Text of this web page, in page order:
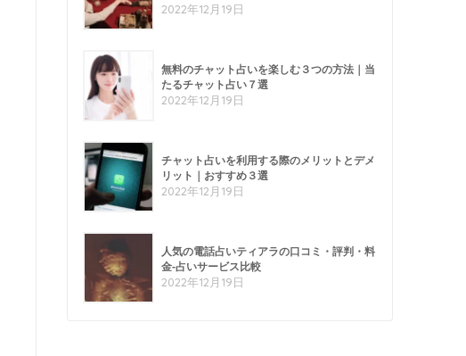
2022年12月19日
無料のチャット占いを楽しむ３つの方法｜当
たるチャット占い７選
2022年12月19日
チャット占いを利用する際のメリットとデメ
リット｜おすすめ３選
2022年12月19日
人気の電話占いティアラの口コミ・評判・料
金-占いサービス比較
2022年12月19日